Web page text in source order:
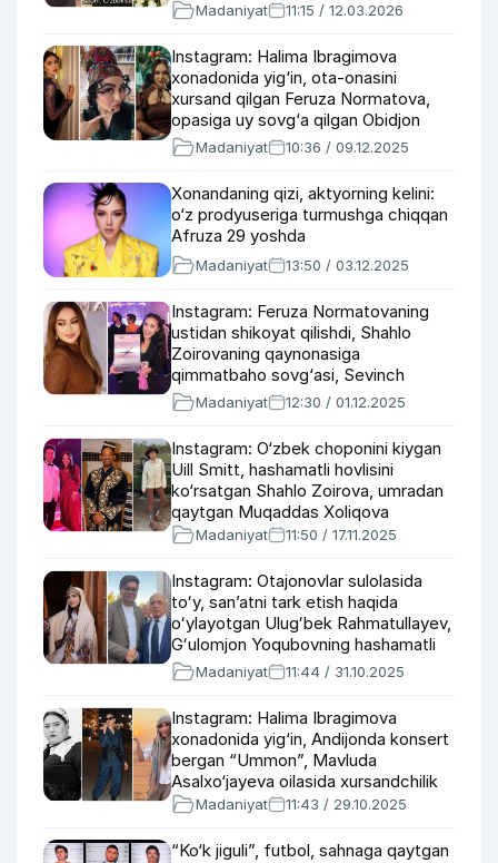
Madaniyat 11:15 / 12.03.2026
Instagram: Halima Ibragimova
xonadonida yig‘in, ota-onasini
xursand qilgan Feruza Normatova,
opasiga uy sovg‘a qilgan Obidjon
Nasriddinov
Madaniyat 10:36 / 09.12.2025
Xonandaning qizi, aktyorning kelini:
o‘z prodyuseriga turmushga chiqqan
Afruza 29 yoshda
Madaniyat 13:50 / 03.12.2025
Instagram: Feruza Normatovaning
ustidan shikoyat qilishdi, Shahlo
Zoirovaning qaynonasiga
qimmatbaho sovg‘asi, Sevinch
Mo‘minova turmushga chiqyaptimi?
Madaniyat 12:30 / 01.12.2025
Instagram: O‘zbek choponini kiygan
Uill Smitt, hashamatli hovlisini
ko‘rsatgan Shahlo Zoirova, umradan
qaytgan Muqaddas Xoliqova
Madaniyat 11:50 / 17.11.2025
Instagram: Otajonovlar sulolasida
toʻy, san’atni tark etish haqida
oʻylayotgan Ulugʻbek Rahmatullayev,
Gʻulomjon Yoqubovning hashamatli
uyiga sayohat
Madaniyat 11:44 / 31.10.2025
Instagram: Halima Ibragimova
xonadonida yig‘in, Andijonda konsert
bergan “Ummon”, Mavluda
Asalxo‘jayeva oilasida xursandchilik
Madaniyat 11:43 / 29.10.2025
“Ko‘k jiguli”, futbol, sahnaga qaytgan